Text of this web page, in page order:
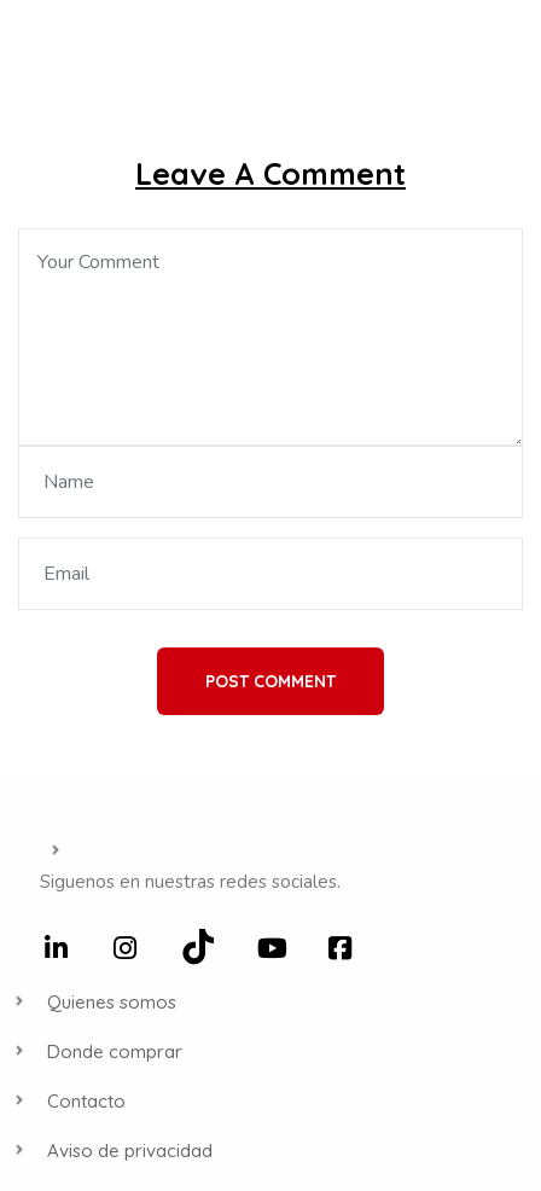
Leave A Comment
POST COMMENT
Siguenos en nuestras redes sociales.
Quienes somos
Donde comprar
Contacto
Aviso de privacidad